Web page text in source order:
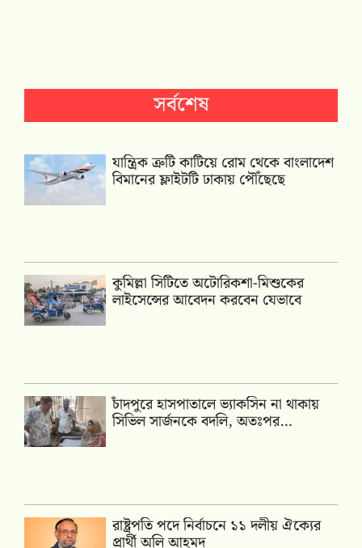
সর্বশেষ
যান্ত্রিক ত্রুটি কাটিয়ে রোম থেকে বাংলাদেশ
বিমানের ফ্লাইটটি ঢাকায় পৌঁছেছে
কুমিল্লা সিটিতে অটোরিকশা-মিশুকের
লাইসেন্সের আবেদন করবেন যেভাবে
চাঁদপুরে হাসপাতালে ভ্যাকসিন না থাকায়
সিভিল সার্জনকে বদলি, অতঃপর…
রাষ্ট্রপতি পদে নির্বাচনে ১১ দলীয় ঐক্যের
প্রার্থী অলি আহমদ